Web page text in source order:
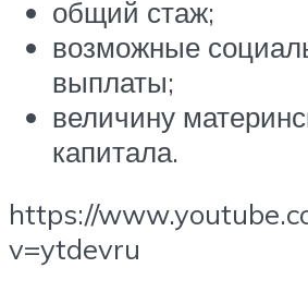
общий стаж;
возможные
выплаты;
величину
капитала.
https://
v=ytdevru